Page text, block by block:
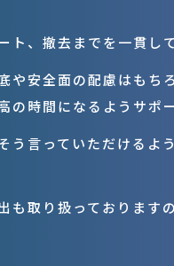
ト、撤去までを一貫して
や安全面の配慮はもち
の時間になるようサポ
う言っていただける
も取り扱っております